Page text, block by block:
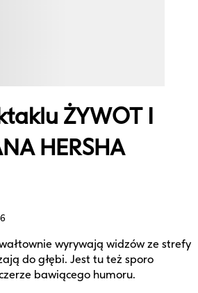
ŻYWOT I
HERSHA
wyrywają widzów ze strefy
do głębi. Jest tu też sporo
bawiącego humoru.